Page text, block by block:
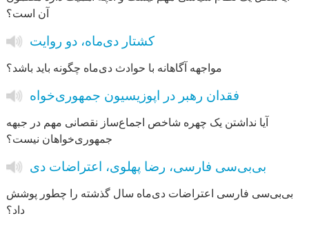
آن است؟
کشتار دی‌ماه، دو روایت
مواجهه آگاهانه با حوادث دی‌ماه چگونه باید باشد؟
فقدان رهبر در اپوزیسیون جمهوری‌خواه
آیا نداشتن یک چهره‌ شاخص اجماع‌ساز نقصانی مهم در جبهه
جمهوری‌خواهان نیست؟
بی‌بی‌سی فارسی، رضا پهلوی، اعتراضات دی
بی‌بی‌سی فارسی اعتراضات دی‌ماه سال گذشته را چطور پوشش
داد؟